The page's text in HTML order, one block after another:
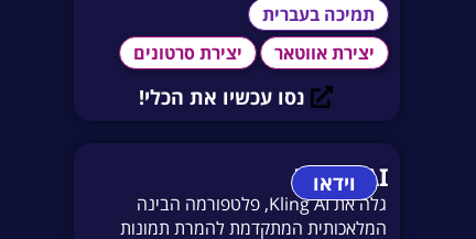
תמיכה בעברית
יצירת אווטאר
יצירת סרטונים
נסו עכשיו את הכלי!
וידאו
Kling AI
גלה את Kling AI, פלטפורמה הבינה
המלאכותית המתקדמת להמרת תמונות